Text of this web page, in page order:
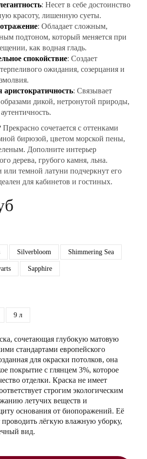
: Несет в себе достоинство
красоту, лишенную суеты.
: Обладает сложным,
подтоном, который меняется при
как водная гладь.
спокойствие: Создает
ожидания, созерцания и
аристократичность: Связывает
дикой, нетронутой природы,
Прекрасно сочетается с оттенками
бирюзой, цветом морской пены,
Дополните интерьер
дерева, грубого камня, льна.
темной латуни подчеркнут его
для кабинетов и гостиных.
Silverbloom Shimmering Sea
Sapphire
9 л
сочетающая глубокую матовую
стандартами европейского
для окраски потолков, она
покрытие с глянцем 3%, которое
отделки. Краска не имеет
строгим экологическим
летучих веществ и
основания от биопоражений. Её
проводить лёгкую влажную уборку,
вид.